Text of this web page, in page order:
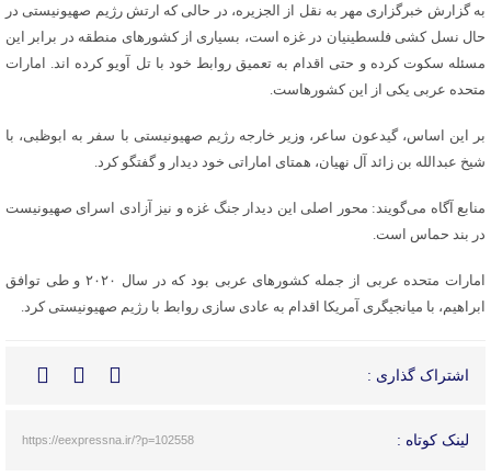
به گزارش خبرگزاری مهر به نقل از الجزیره، در حالی که ارتش رژیم صهیونیستی در
حال نسل کشی فلسطینیان در غزه است، بسیاری از کشورهای منطقه در برابر این
مسئله سکوت کرده و حتی اقدام به تعمیق روابط خود باتل آویو کرده اند. امارات
متحده عربی یکی از این کشورهاست.
بر این اساس،گیدعون ساعر ، وزیر خارجه رژیم صهیونیستی با سفر به ابوظبی، با
شیخ عبدالله بن زائد آل نهیان، همتای اماراتی خود دیدار و گفتگو کرد.
منابع آگاه می‌گویند: محور اصلی این دیدار جنگ غزه و نیز آزادی اسرای صهیونیست
در بند حماس است.
امارات متحده عربی از جمله کشورهای عربی بود که در سال ۲۰۲۰ و طی توافق
ابراهیم، با میانجیگری آمریکا اقدام به عادی سازی روابط با رژیم صهیونیستی کرد.
اشتراک گذاری :
لینک کوتاه : https://eexpressna.ir/?p=102558